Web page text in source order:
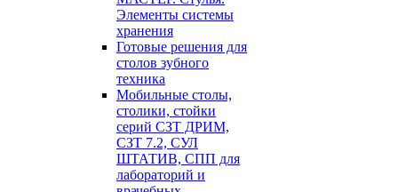
Элементы системы
хранения
Готовые решения для
столов зубного
техника
Мобильные столы,
столики, стойки
серий СЗТ ДРИМ,
СЗТ 7.2, СУЛ
ШТАТИВ, СПП для
лабораторий и